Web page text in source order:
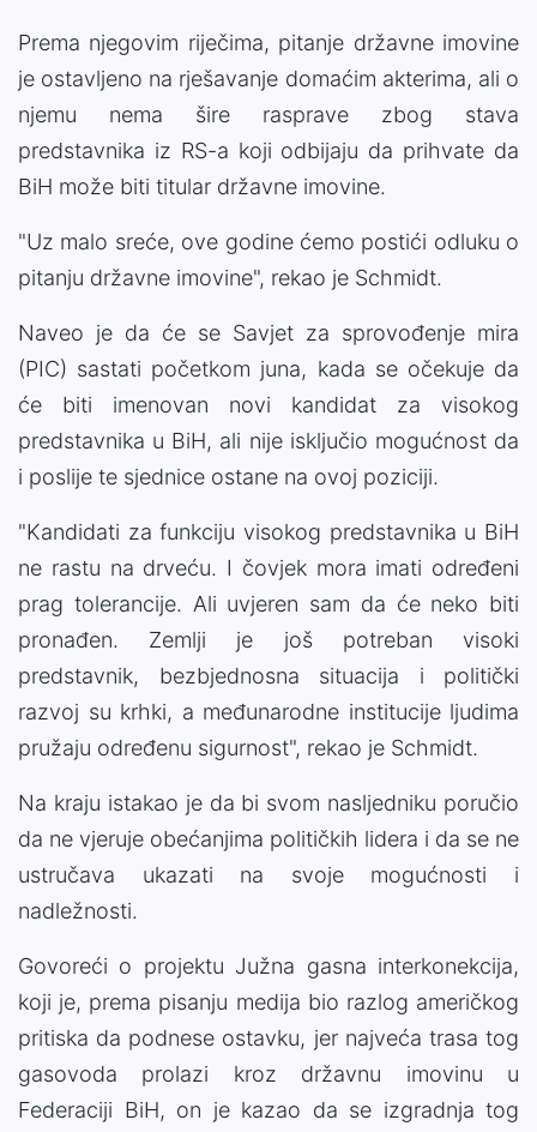
Prema njegovim riječima, pitanje državne imovine
je ostavljeno na rješavanje domaćim akterima, ali o
njemu nema šire rasprave zbog stava
predstavnika iz RS-a koji odbijaju da prihvate da
BiH može biti titular državne imovine.
"Uz malo sreće, ove godine ćemo postići odluku o
pitanju državne imovine", rekao je Schmidt.
Naveo je da će se Savjet za sprovođenje mira
(PIC) sastati početkom juna, kada se očekuje da
će biti imenovan novi kandidat za visokog
predstavnika u BiH, ali nije isključio mogućnost da
i poslije te sjednice ostane na ovoj poziciji.
"Kandidati za funkciju visokog predstavnika u BiH
ne rastu na drveću. I čovjek mora imati određeni
prag tolerancije. Ali uvjeren sam da će neko biti
pronađen. Zemlji je još potreban visoki
predstavnik, bezbjednosna situacija i politički
razvoj su krhki, a međunarodne institucije ljudima
pružaju određenu sigurnost", rekao je Schmidt.
Na kraju istakao je da bi svom nasljedniku poručio
da ne vjeruje obećanjima političkih lidera i da se ne
ustručava ukazati na svoje mogućnosti i
nadležnosti.
Govoreći o projektu Južna gasna interkonekcija,
koji je, prema pisanju medija bio razlog američkog
pritiska da podnese ostavku, jer najveća trasa tog
gasovoda prolazi kroz državnu imovinu u
Federaciji BiH, on je kazao da se izgradnja tog